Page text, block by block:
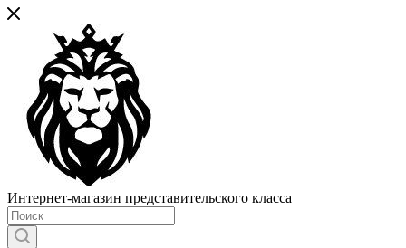
Интернет-магазин представительского класса